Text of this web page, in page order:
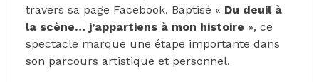
travers sa page Facebook. Baptisé « Du deuil à
la scène… j’appartiens à mon histoire », ce
spectacle marque une étape importante dans
son parcours artistique et personnel.